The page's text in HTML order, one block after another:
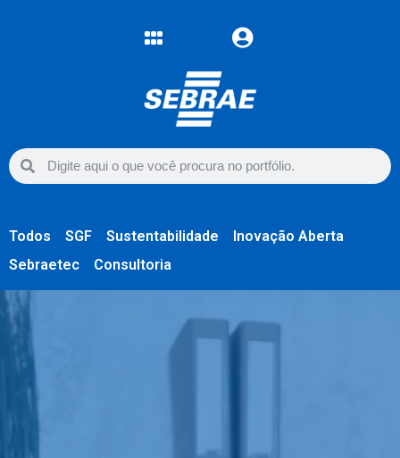
Todos SGF Sustentabilidade
Inovação Aberta
Sebraetec
Consultoria